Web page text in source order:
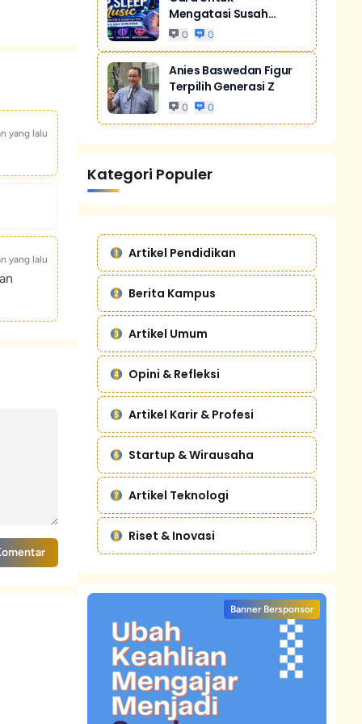
yang lalu
yang lalu
Mengatasi Susah
Tidur Akibat Stres
0 0
Anies Baswedan Figur
Terpilih Generasi Z
0 0
Kategori Populer
Artikel Pendidikan
Berita Kampus
Artikel Umum
Opini & Refleksi
Artikel Karir & Profesi
Startup & Wirausaha
Artikel Teknologi
Riset & Inovasi
Banner Bersponsor